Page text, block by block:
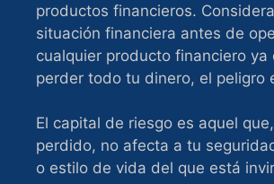
productos financieros.
situación financiera antes de
cualquier producto financiero ya
perder todo tu dinero, el peligro
El capital de riesgo es aquel
perdido, no afecta a tu
o estilo de vida del que está